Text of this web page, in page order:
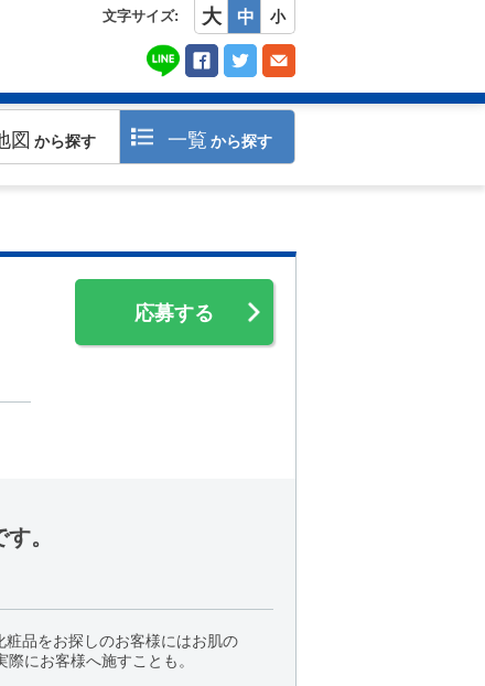
文字サイズ: 大 中 小
図 から探す 一覧 から探す
応募する
。
品をお探しのお客様にはお肌の
にお客様へ施すことも。